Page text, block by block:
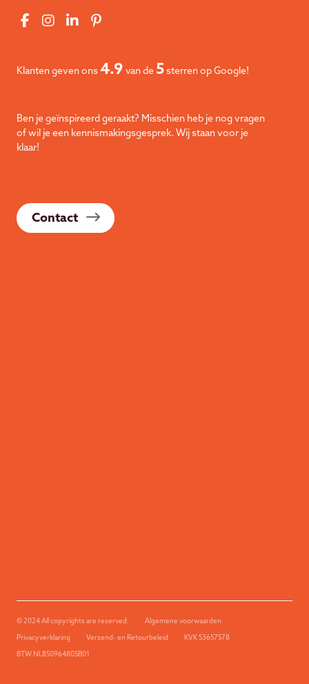
Klanten geven ons 4.9 van de 5 sterren op Google!
Ben je geïnspireerd geraakt? Misschien heb je nog vragen
of wil je een kennismakingsgesprek. Wij staan voor je
klaar!
Contact
© 2024 All copyrights are reserved. Algemene voorwaarden
Privacyverklaring Verzend- en Retourbeleid KVK 53657578
BTW NL850964805B01